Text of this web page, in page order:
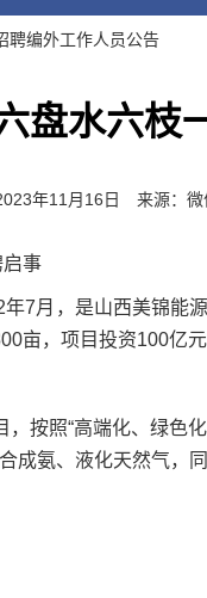
聘编外工作人员公告
盘水六枝
年11月16日 来源：
事
7月，是山西美锦能
亩，项目投资100亿元
按照“高端化、绿色
成氨、液化天然气，